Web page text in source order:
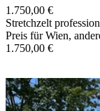
1.750,00 €
Stretchzelt
Preis für Wien,
1.750,00 €